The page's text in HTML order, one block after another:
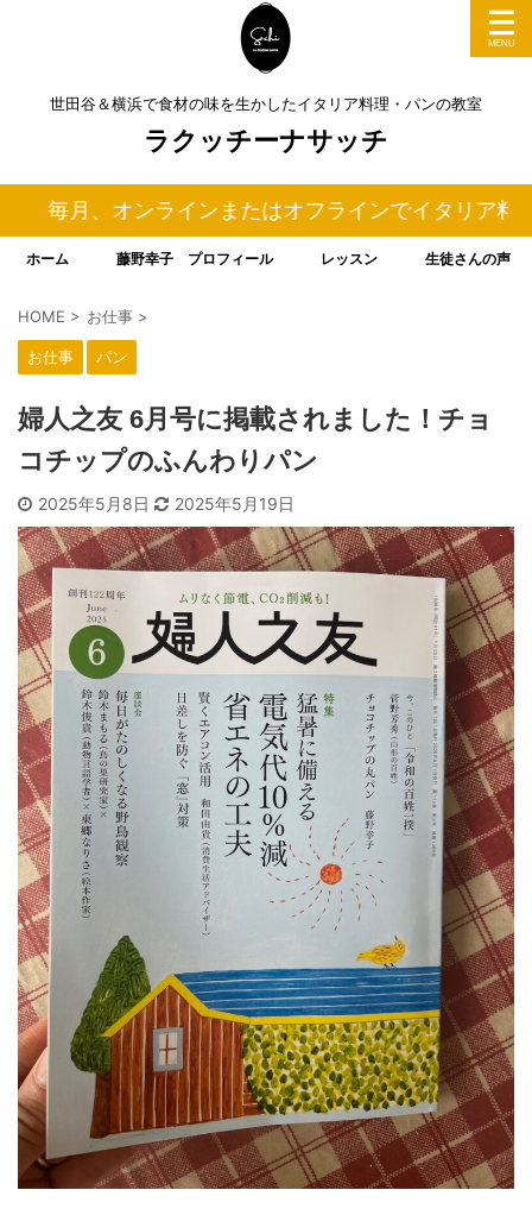
世田谷＆横浜で食材の味を生かしたイタリア料理・パンの教室
ラクッチーナサッチ
オンラインまたはオフラインでイタリア料理＆パンの
ホーム 藤野幸子 プロフィール レッスン 生徒さんの声
HOME > お仕事 >
お仕事 パン
婦人之友 6月号に掲載されました！チョ
コチップのふんわりパン
2025年5月8日 2025年5月19日